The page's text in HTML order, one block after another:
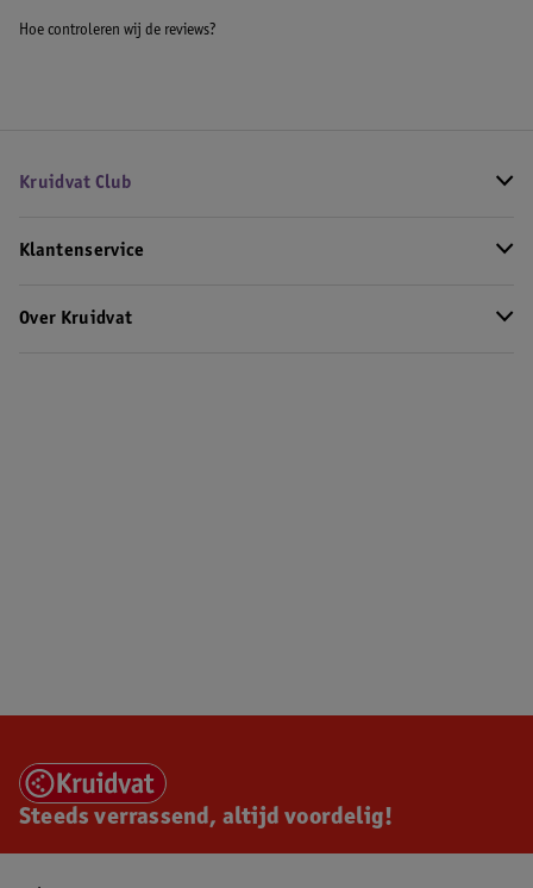
Hoe controleren wij de reviews?
Kruidvat Club
Klantenservice
Over Kruidvat
Steeds verrassend, altijd voordelig!